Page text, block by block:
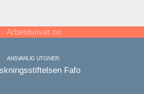
Arbeidslivet.no
ANSVARLIG UTGIVER:
Fafo